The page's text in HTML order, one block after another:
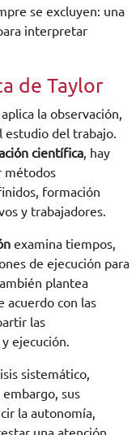
se excluyen: una
interpretar
de Taylor
la observación,
estudio del trabajo.
científica, hay
métodos
formación
y trabajadores.
examina tiempos,
de ejecución para
plantea
acuerdo con las
las
ejecución.
sistemático,
sus
la autonomía,